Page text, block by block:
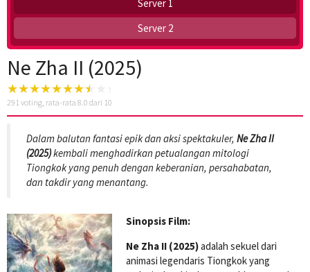
Server 1
Server 2
Ne Zha II (2025)
291 voting, rata-rata 8.0 dari 10
Dalam balutan fantasi epik dan aksi spektakuler, Ne Zha II
(2025)kembali menghadirkan petualangan mitologi
Tiongkok yang penuh dengan keberanian, persahabatan,
dan takdir yang menantang.
Sinopsis Film:
Ne Zha II (2025)adalah sekuel dari
animasi legendaris Tiongkok yang